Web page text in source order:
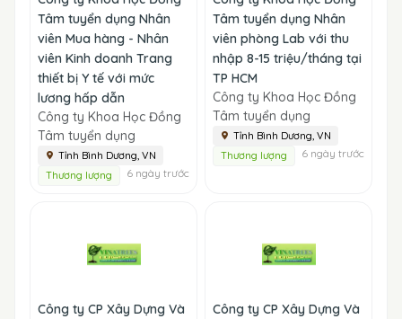
Tâm tuyển dụng Nhân
viên Mua hàng - Nhân
viên Kinh doanh Trang
thiết bị Y tế với mức
lương hấp dẫn
Công ty Khoa Học Đồng
Tâm tuyển dụng
Tỉnh Bình Dương, VN
Thương lượng
6 ngày trước
Tâm tuyển dụng Nhân
viên phòng Lab với thu
nhập 8-15 triệu/tháng tại
TP HCM
Công ty Khoa Học Đồng
Tâm tuyển dụng
Tỉnh Bình Dương, VN
Thương lượng
6 ngày trước
Công ty CP Xây Dựng Và
Công ty CP Xây Dựng Và